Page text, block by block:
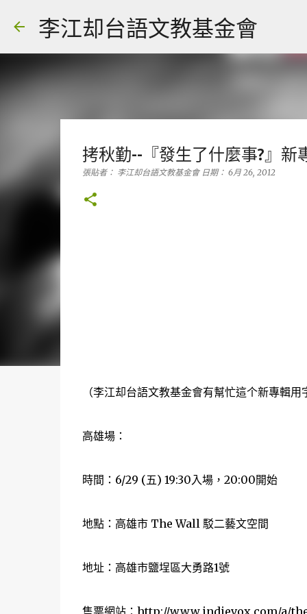
李江却台語文教基金會
拷秋勤--『發生了什麼事?』新
張貼者： 李江却台語文教基金會 日期： 6月 26, 2012
（李江却台語文教基金會有幫忙這个新專輯
高雄場：
時間：6/29 (五) 19:30入場，20:00開始
地點：高雄市 The Wall 駁二藝文空間
地址：高雄市鹽埕區大勇路1號
售票網站：http://www.indievox.com/a/